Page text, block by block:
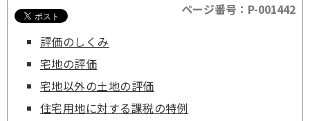
ページ番号：P-001442
評価のしくみ
宅地の評価
宅地以外の土地の評価
住宅用地に対する課税の特例